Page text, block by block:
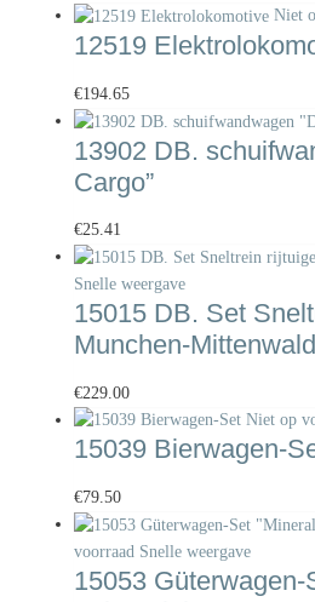
Niet
12519
€194.65
13902 DB.
Cargo”
€25.41
Snelle weergave
15015 DB. Set
Munchen-Mittenwald
€229.00
Niet op
15039 Bierwagen-
€79.50
voorraad Snelle weergave
15053 Güterwagen-